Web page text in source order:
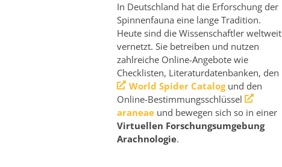
In Deutschland hat die Erforschung der
Spinnenfauna eine lange Tradition.
Heute sind die Wissenschaftler weltweit
vernetzt. Sie betreiben und nutzen
zahlreiche Online-Angebote wie
Checklisten, Literaturdatenbanken, den
World Spider Catalogund den
Online-Bestimmungsschlüssel
araneae und bewegen sich so in einer
Virtuellen Forschungsumgebung
Arachnologie.